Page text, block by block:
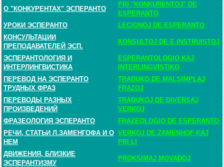
О "КОНКУРЕНТАХ" ЭСПЕРАНТО
PRI "KONKURENTOJ" DE
ESPERANTO
УРОКИ ЭСПЕРАНТО
LECIONOJ DE ESPERANTO
КОНСУЛЬТАЦИИ
ПРЕПОДАВАТЕЛЕЙ ЭСП.
KONSULTOJ DE E-INSTRUISTOJ
ЭСПЕРАНТОЛОГИЯ И
ИНТЕРЛИНГВИСТИКА
ESPERANTOLOGIO KAJ
INTERLINGVISTIKO
ПЕРЕВОД НА ЭСПЕРАНТО
ТРУДНЫХ ФРАЗ
TRADUKO DE MALSIMPLAJ
FRAZOJ
ПЕРЕВОДЫ РАЗНЫХ
ПРОИЗВЕДЕНИЙ
TRADUKOJ DE DIVERSAJ
VERKOJ
ФРАЗЕОЛОГИЯ ЭСПЕРАНТО
FRAZEOLOGIO DE ESPERANTO
РЕЧИ, СТАТЬИ Л.ЗАМЕНГОФА И О
НЕМ
VERKOJ DE ZAMENHOF KAJ
PRI LI
ДВИЖЕНИЯ, БЛИЗКИЕ
ЭСПЕРАНТИЗМУ
PROKSIMAJ MOVADOJ